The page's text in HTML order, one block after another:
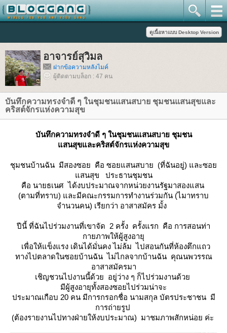
อาจารย์สุวิมล
ฝากข้อความหลังไมค์
ผู้ติดตามบล็อก : 47 คน
บันทึกความทรงจำดี ๆ ในชุมชนแสนสบาย ชุมชนแสนสุขและ
คริสต์จักรแห่งความสุข
บันทึกความทรงจำดี ๆ ในชุมชนแสนสบาย ชุมชน
สนสุขและคริสต์จักรแห่งความสุข
ชุมชนบ้านฉัน มีสองซอย คือ ซอยแสนสบาย (ที่ฉันอยู่) และซอ
สนสุข ประธานชุมชน
คือ นายธเนศ ได้งบประมาณจากหน่วยงานรัฐมาสองแสน
(ตามที่ทราบ) และมีคณะกรรมการทำงานร่วมกัน (ไมาทราบ
จำนวนคน) เรียกว่า อาสาสมัคร มั้ง
ปีนี้ ที่ฉันไปร่วมงานที่เขาจัด 2 ครั้ง ครั้งแรก คือ การสอนท่า
กายภาพให้ผู้สูงอายุ
เพื่อให้แข็งแรง เดินได้มั่นคง ไม่ล้ม ไปสอนกันที่ห้องตึกแถว
ทางไปตลาดในซอยบ้านฉัน ไม่ไกลจากบ้านฉัน คุณนพวรรณ
อาสาสมัครมา
เชิญชวนไปงานนี้ด้วย อยู่ว่าง ๆ ก็ไปร่วมงานด้ว
มีผู้สูงอายุทั้งสองซอยไปร่วมน่าจะ
ประมาณเกือบ 20 คน มีการกรอกชื่อ นามสกุล บัตรประชาชน มี
การถ่ายรูป
(ต้องรายงานไปทางฝ่ายให้งบประมาณ) มาชมภาพสักหน่อย ค่ะ